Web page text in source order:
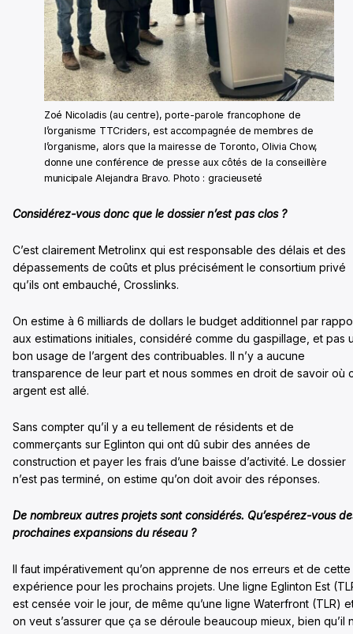
Zoé Nicoladis (au centre), porte-parole francophone de
l’organisme TTCriders, est accompagnée de membres de
l’organisme, alors que la mairesse de Toronto, Olivia Chow,
donne une conférence de presse aux côtés de la conseillère
municipale Alejandra Bravo. Photo : gracieuseté
Considérez-vous donc que le dossier n’est pas clos ?
C’est clairement Metrolinx qui est responsable des délais et des
dépassements de coûts et plus précisément le consortium privé
qu’ils ont embauché, Crosslinks.
On estime à 6 milliards de dollars le budget additionnel par
aux estimations initiales, considéré comme du gaspillage, et pas
bon usage de l’argent des contribuables. Il n’y a aucune
transparence de leur part et nous sommes en droit de savoir où
argent est allé.
Sans compter qu’il y a eu tellement de résidents et de
commerçants sur Eglinton qui ont dû subir des années de
construction et payer les frais d’une baisse d’activité. Le dossier
n’est pas terminé, on estime qu’on doit avoir des réponses.
De nombreux autres projets sont considérés. Qu’espérez-vous
prochaines expansions du réseau ?
Il faut impérativement qu’on apprenne de nos erreurs et de cette
expérience pour les prochains projets. Une ligne Eglinton Est
est censée voir le jour, de même qu’une ligne Waterfront (TLR)
on veut s’assurer que ça se déroule beaucoup mieux, bien qu’il